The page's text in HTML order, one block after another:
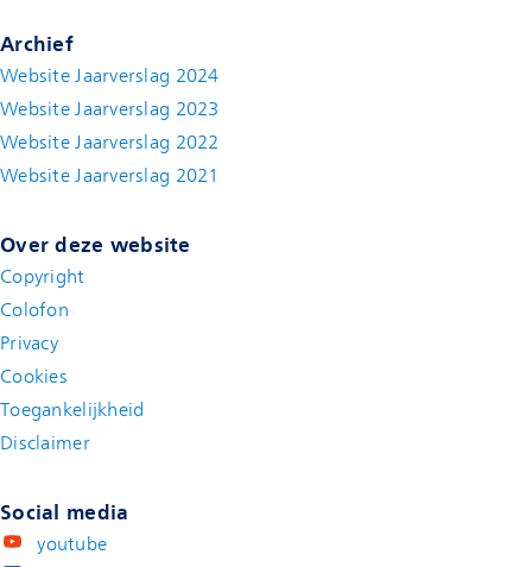
Archief
Website Jaarverslag 2024
Website Jaarverslag 2023
Website Jaarverslag 2022
Website Jaarverslag 2021
Over deze website
Copyright
Colofon
Privacy
Cookies
Toegankelijkheid
Disclaimer(new window)
Social media
youtube